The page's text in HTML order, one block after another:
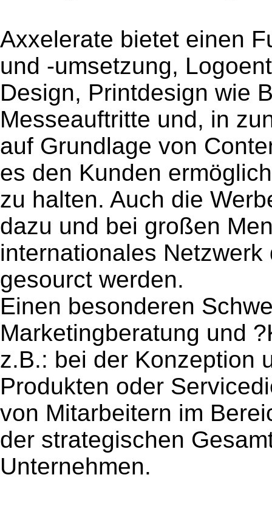
Axxelerate bietet einen
und -umsetzung,
Design, Printdesign wie
Messeauftritte und, in
auf Grundlage von
es den Kunden
zu halten. Auch die
dazu und bei großen
internationales
gesourct werden.
Einen besonderen
Marketingberatung und
z.B.: bei der Konzeption
Produkten oder
von Mitarbeitern im
der strategischen
Unternehmen.